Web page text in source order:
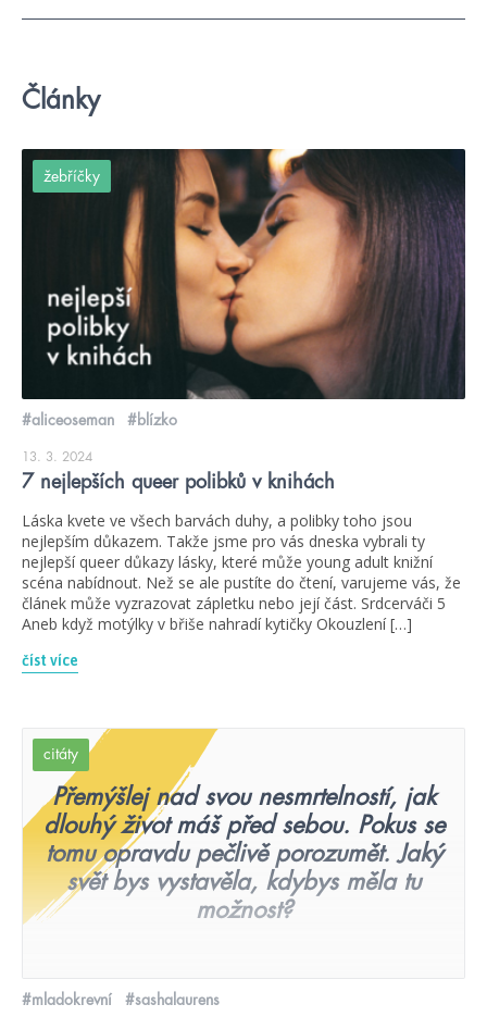
Články
žebříčky
#aliceoseman #blízko
13. 3. 2024
7 nejlepších queer polibků v knihách
Láska kvete ve všech barvách duhy, a polibky toho jsou
nejlepším důkazem. Takže jsme pro vás dneska vybrali ty
nejlepší queer důkazy lásky, které může young adult knižní
scéna nabídnout. Než se ale pustíte do čtení, varujeme vás, že
článek může vyzrazovat zápletku nebo její část. Srdcerváči 5
Aneb když motýlky v břiše nahradí kytičky Okouzlení […]
číst více
citáty
Přemýšlej nad svou nesmrtelností, jak
dlouhý život máš před sebou. Pokus se
tomu opravdu pečlivě porozumět. Jaký
svět bys vystavěla, kdybys měla tu
možnost?
#mladokrevní #sashalaurens